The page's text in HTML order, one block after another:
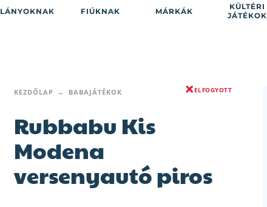
LÁNYOKNAK FIÚKNAK MÁRKÁK
KÜLTÉRI
JÁTÉKOK
KEZDŐLAP BABAJÁTÉKOK ELFOGYOTT
Rubbabu Kis
Modena
versenyautó piros